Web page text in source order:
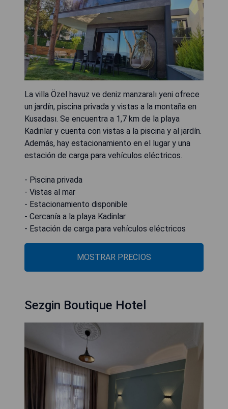
La villa Özel havuz ve deniz manzaralı yeni ofrece
un jardín, piscina privada y vistas a la montaña en
Kusadası. Se encuentra a 1,7 km de la playa
Kadinlar y cuenta con vistas a la piscina y al jardín.
Además, hay estacionamiento en el lugar y una
estación de carga para vehículos eléctricos.
- Piscina privada
- Vistas al mar
- Estacionamiento disponible
- Cercanía a la playa Kadinlar
- Estación de carga para vehículos eléctricos
MOSTRAR PRECIOS
Sezgin Boutique Hotel